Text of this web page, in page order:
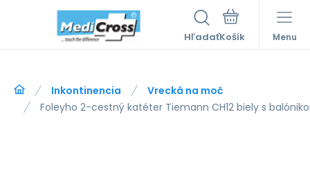
Hľadať Menu
Inkontinencia
Vrecká na moč
Foleyho 2-cestný katéter Tiemann CH12 biely s